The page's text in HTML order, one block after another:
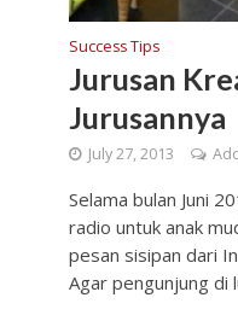
Success Tips
Jurusan
Jurusannya
July 27, 2013
Selama bulan Juni
radio untuk anak
pesan sisipan dari
Agar pengunjung di